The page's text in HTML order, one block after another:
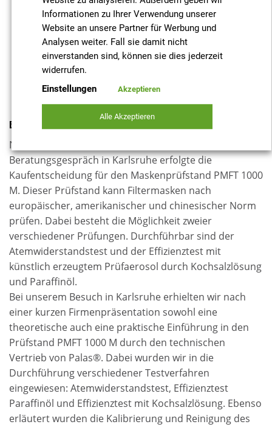
hochpräzise Geräte zur Generierung und
Charakterisierung von Partikeln,
zertifizierte Messgeräte für den behördlichen Einsatz
sowie
modular aufgebaute anwendungsspezifische Test- und
Besuch bei Palas® vor Ort
Nach unserer Kontaktaufnahme und dem
Beratungsgespräch in Karlsruhe erfolgte die
Kaufentscheidung für den Maskenprüfstand PMFT 1000
M. Dieser Prüfstand kann Filtermasken nach
europäischer, amerikanischer und chinesischer Norm
prüfen. Dabei besteht die Möglichkeit zweier
verschiedener Prüfungen. Durchführbar sind der
Atemwiderstandstest und der Effizienztest mit
künstlich erzeugtem Prüfaerosol durch Kochsalzlösung
und Paraffinöl.
Bei unserem Besuch in Karlsruhe erhielten wir nach
einer kurzen Firmenpräsentation sowohl eine
theoretische auch eine praktische Einführung in den
Prüfstand PMFT 1000 M durch den technischen
Vertrieb von Palas®. Dabei wurden wir in die
Durchführung verschiedener Testverfahren
eingewiesen: Atemwiderstandstest, Effizienztest
Paraffinöl und Effizienztest mit Kochsalzlösung. Ebenso
erläutert wurden die Kalibrierung und Reinigung des
Informationen zu Ihrer Verwendung unserer
Website an unsere Partner für Werbung und
Analysen weiter. Fall sie damit nicht
einverstanden sind, können sie dies jederzeit
widerrufen.
Einstellungen
Akzeptieren
Alle Akzeptieren